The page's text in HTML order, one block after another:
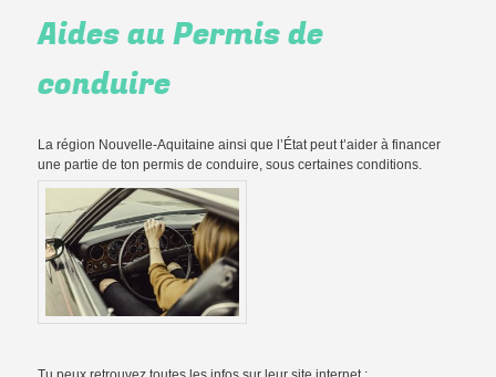
Aides au Permis de
conduire
La région Nouvelle-Aquitaine ainsi que l’État peut t’aider à financer
une partie de ton permis de conduire, sous certaines conditions.